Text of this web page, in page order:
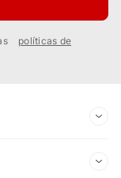
políticas de